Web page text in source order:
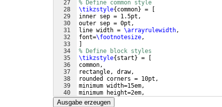
27
28
29
30
31
32
33
34
35
36
37
38
39
40
41
% Define common style
\tikzstyle{ common} =
inner sep = 1.5pt,
outer sep = 0pt,
line width = \arrayrulewidth,
font=\footnotesize,
% Define block styles
\tikzstyle{ start } =
common,
rectangle, draw,
rounded corners = 10pt,
minimum width=15em,
minimum height=2em,
%text width=5em,
Ausgabe erzeugen